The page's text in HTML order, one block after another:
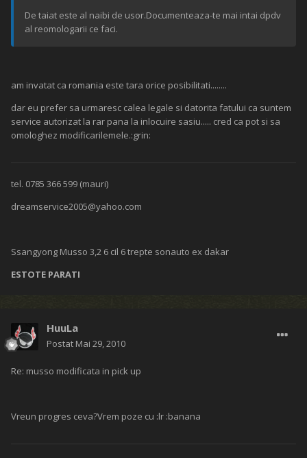
De taiat este al naibi de usor.Documenteaza-te mai intai dpdv
al reomologarii ce faci.
am invatat ca romania este tara orice posibilitati........
dar eu prefer sa urmaresc calea legale si datorita fatului ca suntem
service autorizat la rar pana la inlocuire sasiu..... cred ca pot si sa
omologhez modificarilemele.:grin:
tel. 0785 366 599 (mauri)
dreamservice2005@yahoo.com
Ssangyong Musso 3,2 6 cil 6 trepte sonauto ex dakar
ESTOTE PARATI
HuuLa
Postat Mai 29, 2010
Re: musso modificata in pick up
Vreun progres ceva?Vrem poze cu :lr :banana